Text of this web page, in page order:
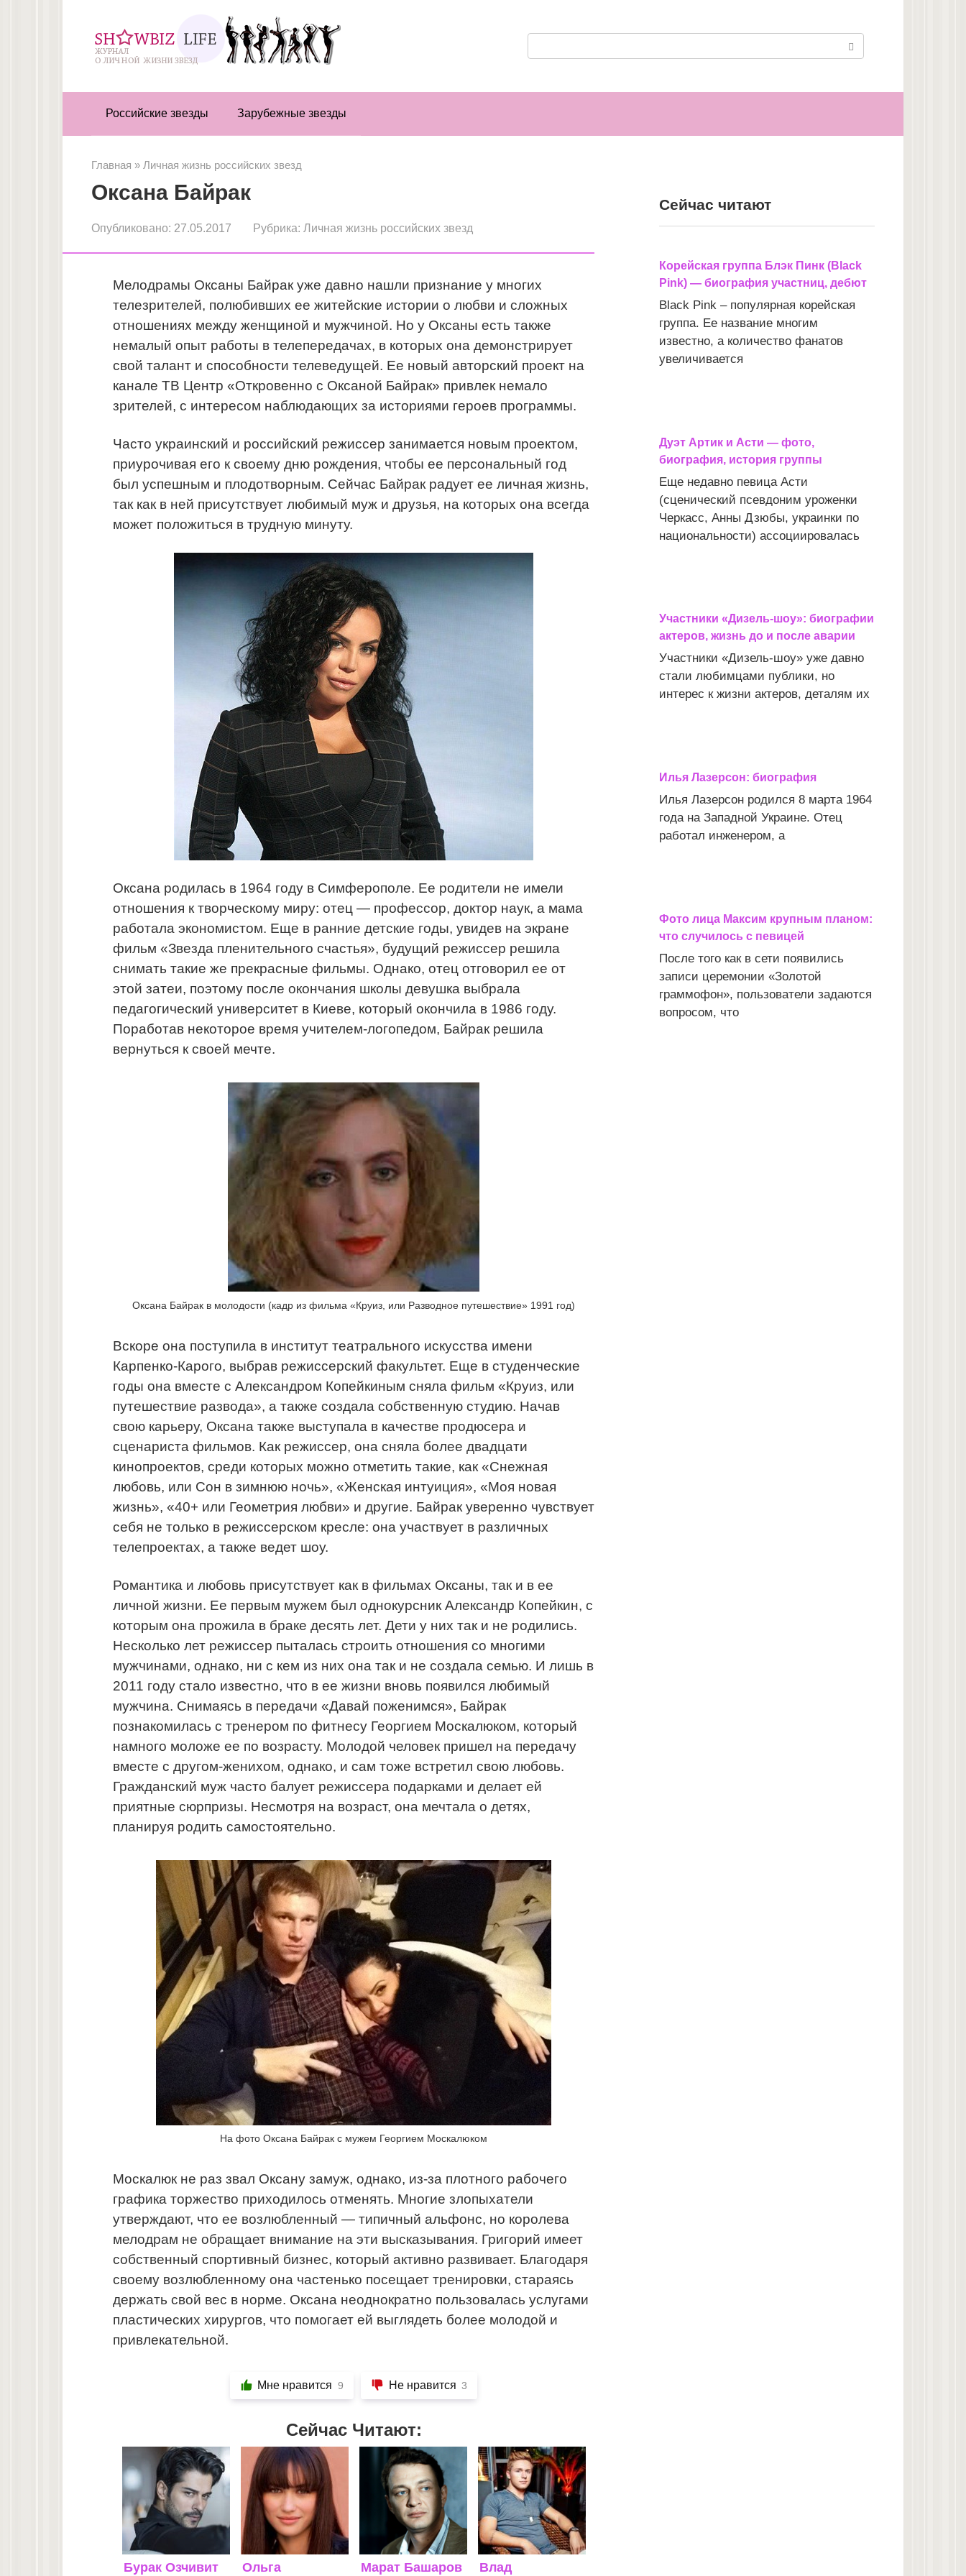
Российские звезды Зарубежные звезды
Главная » Личная жизнь российских звезд
Оксана Байрак
Опубликовано: 27.05.2017 Рубрика: Личная жизнь российских звезд
Мелодрамы Оксаны Байрак уже давно нашли признание у многих
телезрителей, полюбивших ее житейские истории о любви и сложных
отношениях между женщиной и мужчиной. Но у Оксаны есть также
немалый опыт работы в телепередачах, в которых она демонстрирует
свой талант и способности телеведущей. Ее новый авторский проект на
канале ТВ Центр «Откровенно с Оксаной Байрак» привлек немало
зрителей, с интересом наблюдающих за историями героев программы.
Часто украинский и российский режиссер занимается новым проектом,
приурочивая его к своему дню рождения, чтобы ее персональный год
был успешным и плодотворным. Сейчас Байрак радует ее личная жизнь,
так как в ней присутствует любимый муж и друзья, на которых она всегда
может положиться в трудную минуту.
Оксана родилась в 1964 году в Симферополе. Ее родители не имели
отношения к творческому миру: отец — профессор, доктор наук, а мама
работала экономистом. Еще в ранние детские годы, увидев на экране
фильм «Звезда пленительного счастья», будущий режиссер решила
снимать такие же прекрасные фильмы. Однако, отец отговорил ее от
этой затеи, поэтому после окончания школы девушка выбрала
педагогический университет в Киеве, который окончила в 1986 году.
Поработав некоторое время учителем-логопедом, Байрак решила
вернуться к своей мечте.
Оксана Байрак в молодости (кадр из фильма «Круиз, или Разводное путешествие» 1991 год)
Вскоре она поступила в институт театрального искусства имени
Карпенко-Карого, выбрав режиссерский факультет. Еще в студенческие
годы она вместе с Александром Копейкиным сняла фильм «Круиз, или
путешествие развода», а также создала собственную студию. Начав
свою карьеру, Оксана также выступала в качестве продюсера и
сценариста фильмов. Как режиссер, она сняла более двадцати
кинопроектов, среди которых можно отметить такие, как «Снежная
любовь, или Сон в зимнюю ночь», «Женская интуиция», «Моя новая
жизнь», «40+ или Геометрия любви» и другие. Байрак уверенно чувствует
себя не только в режиссерском кресле: она участвует в различных
телепроектах, а также ведет шоу.
Романтика и любовь присутствует как в фильмах Оксаны, так и в ее
личной жизни. Ее первым мужем был однокурсник Александр Копейкин, с
которым она прожила в браке десять лет. Дети у них так и не родились.
Несколько лет режиссер пыталась строить отношения со многими
мужчинами, однако, ни с кем из них она так и не создала семью. И лишь в
2011 году стало известно, что в ее жизни вновь появился любимый
мужчина. Снимаясь в передачи «Давай поженимся», Байрак
познакомилась с тренером по фитнесу Георгием Москалюком, который
намного моложе ее по возрасту. Молодой человек пришел на передачу
вместе с другом-женихом, однако, и сам тоже встретил свою любовь.
Гражданский муж часто балует режиссера подарками и делает ей
приятные сюрпризы. Несмотря на возраст, она мечтала о детях,
планируя родить самостоятельно.
На фото Оксана Байрак с мужем Георгием Москалюком
Москалюк не раз звал Оксану замуж, однако, из-за плотного рабочего
графика торжество приходилось отменять. Многие злопыхатели
утверждают, что ее возлюбленный — типичный альфонс, но королева
мелодрам не обращает внимание на эти высказывания. Григорий имеет
собственный спортивный бизнес, который активно развивает. Благодаря
своему возлюбленному она частенько посещает тренировки, стараясь
держать свой вес в норме. Оксана неоднократно пользовалась услугами
пластических хирургов, что помогает ей выглядеть более молодой и
привлекательной.
Мне нравится 9 Не нравится 3
Сейчас Читают:
Бурак Озчивит Ольга Марат Башаров Влад
Сейчас читают
Корейская группа Блэк Пинк (Black
Pink) — биография участниц, дебют
Black Pink – популярная корейская
группа. Ее название многим
известно, а количество фанатов
увеличивается
Дуэт Артик и Асти — фото,
биография, история группы
Еще недавно певица Асти
(сценический псевдоним уроженки
Черкасс, Анны Дзюбы, украинки по
национальности) ассоциировалась
Участники «Дизель-шоу»: биографии
актеров, жизнь до и после аварии
Участники «Дизель-шоу» уже давно
стали любимцами публики, но
интерес к жизни актеров, деталям их
Илья Лазерсон: биография
Илья Лазерсон родился 8 марта 1964
года на Западной Украине. Отец
работал инженером, а
Фото лица Максим крупным планом:
что случилось с певицей
После того как в сети появились
записи церемонии «Золотой
граммофон», пользователи задаются
вопросом, что